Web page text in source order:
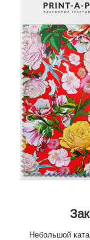
Небольшой